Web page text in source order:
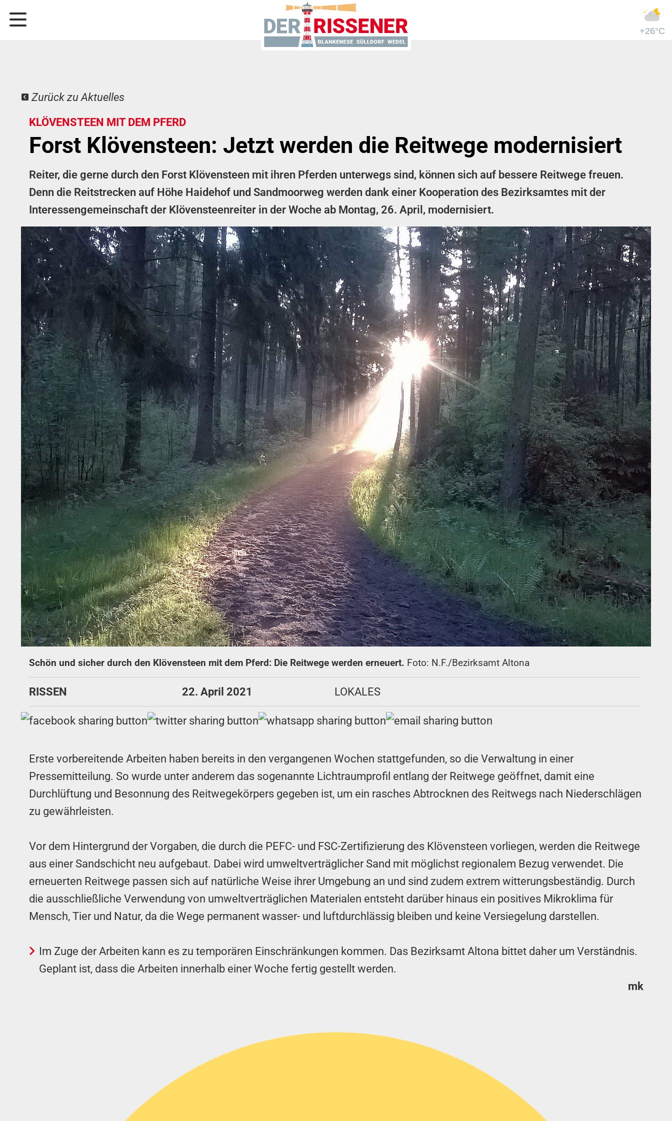
+26°C
Zurück zu Aktuelles
KLÖVENSTEEN MIT DEM PFERD
Forst Klövensteen: Jetzt werden die Reitwege modernisiert
Reiter, die gerne durch den Forst Klövensteen mit ihren Pferden unterwegs sind, können sich auf bessere Reitwege freuen.
Denn die Reitstrecken auf Höhe Haidehof und Sandmoorweg werden dank einer Kooperation des Bezirksamtes mit der
Interessengemeinschaft der Klövensteenreiter in der Woche ab Montag, 26. April, modernisiert.
Schön und sicher durch den Klövensteen mit dem Pferd: Die Reitwege werden erneuert. Foto: N.F./Bezirksamt Altona
RISSEN 22. April 2021 LOKALES
Erste vorbereitende Arbeiten haben bereits in den vergangenen Wochen stattgefunden, so die Verwaltung in einer
Pressemitteilung. So wurde unter anderem das sogenannte Lichtraumprofil entlang der Reitwege geöffnet, damit eine
Durchlüftung und Besonnung des Reitwegekörpers gegeben ist, um ein rasches Abtrocknen des Reitwegs nach Niederschlägen
zu gewährleisten.
Vor dem Hintergrund der Vorgaben, die durch die PEFC- und FSC-Zertifizierung des Klövensteen vorliegen, werden die Reitwege
aus einer Sandschicht neu aufgebaut. Dabei wird umweltverträglicher Sand mit möglichst regionalem Bezug verwendet. Die
erneuerten Reitwege passen sich auf natürliche Weise ihrer Umgebung an und sind zudem extrem witterungsbeständig. Durch
die ausschließliche Verwendung von umweltverträglichen Materialen entsteht darüber hinaus ein positives Mikroklima für
Mensch, Tier und Natur, da die Wege permanent wasser- und luftdurchlässig bleiben und keine Versiegelung darstellen.
Im Zuge der Arbeiten kann es zu temporären Einschränkungen kommen. Das Bezirksamt Altona bittet daher um Verständnis.
Geplant ist, dass die Arbeiten innerhalb einer Woche fertig gestellt werden.
mk